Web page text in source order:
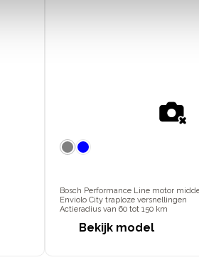
Bosch Performance Line motor
Enviolo City traploze versnellingen
Actieradius van 60 tot 150 km
Bekijk model